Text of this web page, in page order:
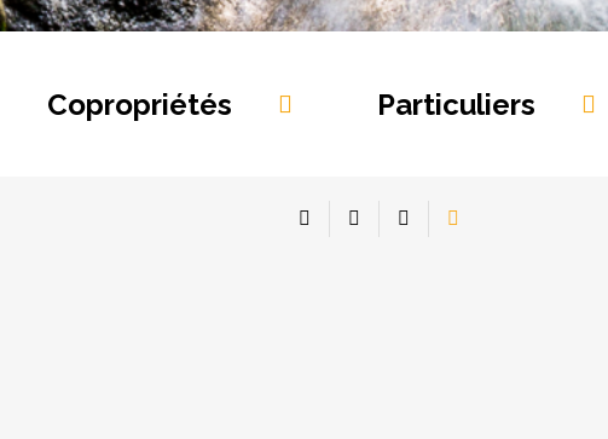
Copropriétés Particuliers